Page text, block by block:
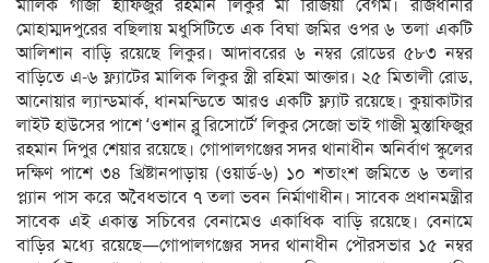
মালিক গাজী হাফিজুর রহমান লিকুর মা রিজিয়া বেগম। রাজধানীর
মোহাম্মদপুরের বছিলায় মধুসিটিতে এক বিঘা জমির ওপর ৬ তলা একটি
আলিশান বাড়ি রয়েছে লিকুর। আদাবরের ৬ নম্বর রোডের ৫৮৩ নম্বর
বাড়িতে এ-৬ ফ্ল্যাটের মালিক লিকুর স্ত্রী রহিমা আক্তার। ২৫ মিতালী রোড,
আনোয়ার ল্যান্ডমার্ক, ধানমন্ডিতে আরও একটি ফ্ল্যাট রয়েছে। কুয়াকাটার
লাইট হাউসের পাশে ‘ওশান ব্লু রিসোর্টে’ লিকুর সেজো ভাই গাজী মুস্তাফিজুর
রহমান দিপুর শেয়ার রয়েছে। গোপালগঞ্জের সদর থানাধীন অনির্বাণ স্কুলের
দক্ষিণ পাশে ৩৪ খ্রিষ্টানপাড়ায় (ওয়ার্ড-৬) ১০ শতাংশ জমিতে ৬ তলার
প্ল্যান পাস করে অবৈধভাবে ৭ তলা ভবন নির্মাণাধীন। সাবেক প্রধানমন্ত্রীর
সাবেক এই একান্ত সচিবের বেনামেও একাধিক বাড়ি রয়েছে। বেনামে
বাড়ির মধ্যে রয়েছে—গোপালগঞ্জের সদর থানাধীন পৌরসভার ১৫ নম্বর